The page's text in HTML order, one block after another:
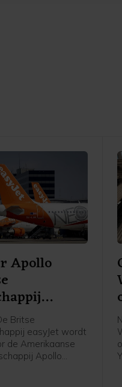
Apollo
Britse
easyJet wordt
de Amerikaanse
Apollo